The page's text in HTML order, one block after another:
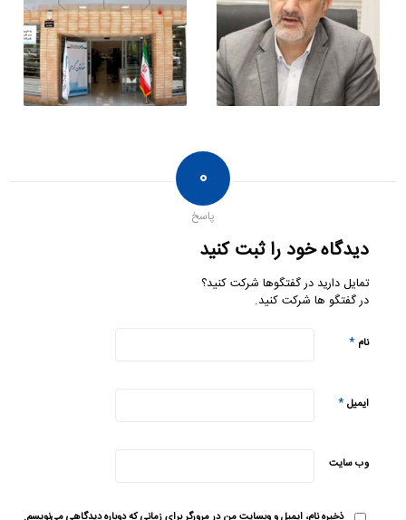
۰
پاسخ
دیدگاه خود را ثبت کنید
تمایل دارید در گفتگوها شرکت کنید؟
در گفتگو ها شرکت کنید.
نام*
ایمیل*
وب‌ سایت